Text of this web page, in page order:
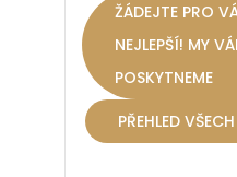
ŽÁDEJTE PRO
NEJLEPŠÍ! MY
POSKYTNEME
PŘEHLED